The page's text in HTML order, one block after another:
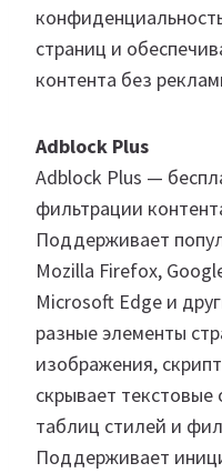
страниц и
контента без
Adblock Plus
Adblock Plus —
фильтрации
Поддерживает
Mozilla Firefox,
Microsoft Edge и
разные элементы
изображения,
скрывает
таблиц стилей и
Поддерживает